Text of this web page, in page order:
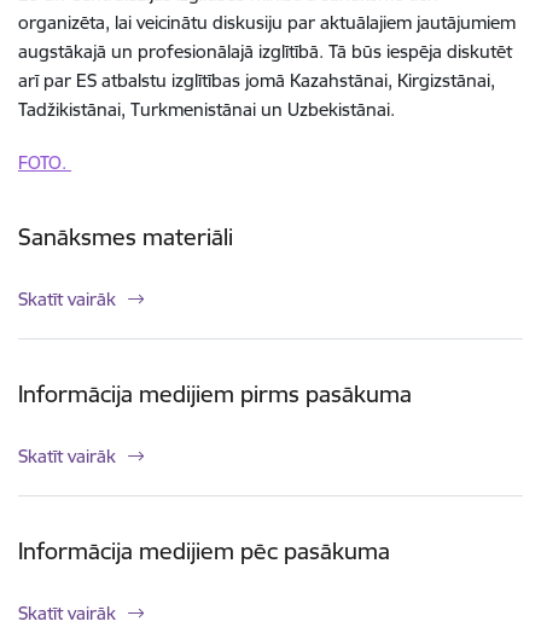
organizēta, lai veicinātu diskusiju par aktuālajiem jautājumiem
augstākajā un profesionālajā izglītībā. Tā būs iespēja diskutēt
arī par ES atbalstu izglītības jomā Kazahstānai, Kirgizstānai,
Tadžikistānai, Turkmenistānai un Uzbekistānai.
FOTO.
Sanāksmes materiāli
Skatīt vairāk
Informācija medijiem pirms pasākuma
Skatīt vairāk
Informācija medijiem pēc pasākuma
Skatīt vairāk